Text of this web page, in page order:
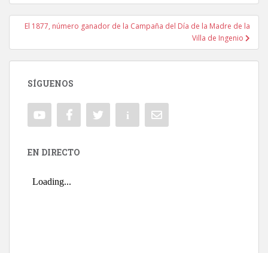
El 1877, número ganador de la Campaña del Día de la Madre de la
Villa de Ingenio
SÍGUENOS
EN DIRECTO